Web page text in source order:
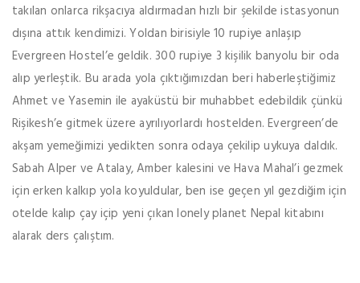
takılan onlarca rikşacıya aldırmadan hızlı bir şekilde istasyonun
dışına attık kendimizi. Yoldan birisiyle 10 rupiye anlaşıp
Evergreen Hostel’e geldik. 300 rupiye 3 kişilik banyolu bir oda
alıp yerleştik. Bu arada yola çıktığımızdan beri haberleştiğimiz
Ahmet ve Yasemin ile ayaküstü bir muhabbet edebildik çünkü
Rişikesh’e gitmek üzere ayrılıyorlardı hostelden. Evergreen’de
akşam yemeğimizi yedikten sonra odaya çekilip uykuya daldık.
Sabah Alper ve Atalay, Amber kalesini ve Hava Mahal’i gezmek
için erken kalkıp yola koyuldular, ben ise geçen yıl gezdiğim için
otelde kalıp çay içip yeni çıkan lonely planet Nepal kitabını
alarak ders çalıştım.